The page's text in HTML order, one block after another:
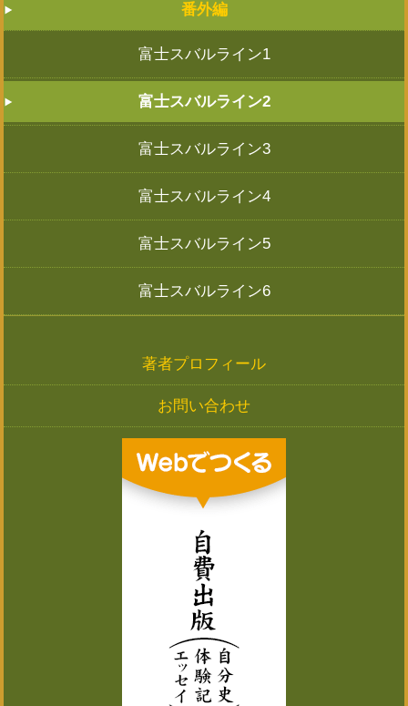
番外編
富士スバルライン1
富士スバルライン2
富士スバルライン3
富士スバルライン4
富士スバルライン5
富士スバルライン6
著者プロフィール
お問い合わせ